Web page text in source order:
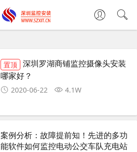
置顶
深圳罗湖商铺监控摄像头安装
哪家好？
2020-06-22 4.1W
案例分析：故障提前知！先进的多功
能软件如何监控电动公交车队充电站